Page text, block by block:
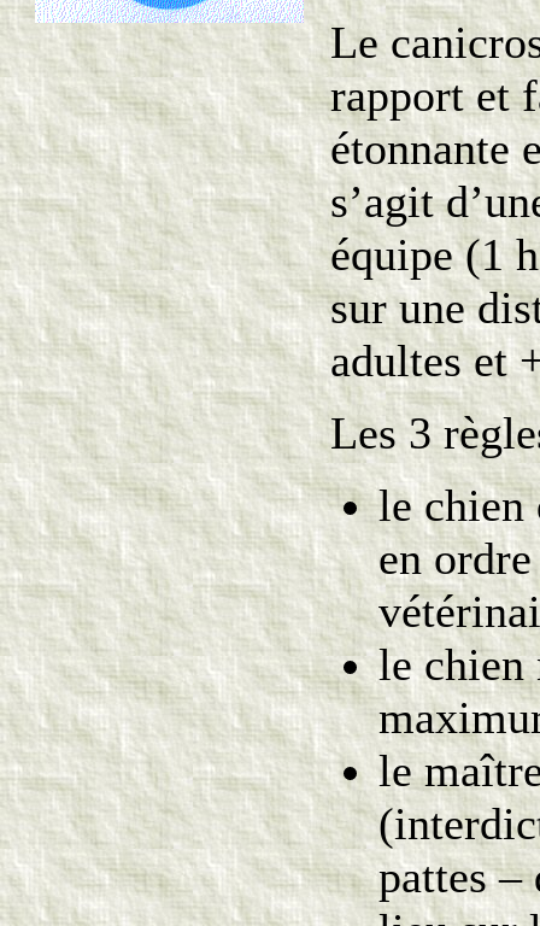
Le
rapport et
étonnante
s’agit
équipe (1
sur une
adultes et
Les 3
le chien
en
le chien
le
pattes –